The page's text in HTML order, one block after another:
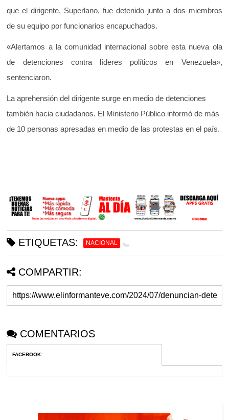
que el dirigente, Superlano, fue detenido junto a dos miembros
de su equipo por funcionarios encapuchados.
«Alertamos a la comunidad internacional sobre esta nueva ola
de detenciones contra líderes políticos en Venezuela»,
sentenciaron.
La aprehensión del dirigente surge en medio de detenciones
también hacia ciudadanos. El Ministerio Público informó de más
de 10 personas apresadas en medio de las protestas en el país.
ETIQUETAS: NACIONAL
COMPARTIR:
COMENTARIOS
FACEBOOK: